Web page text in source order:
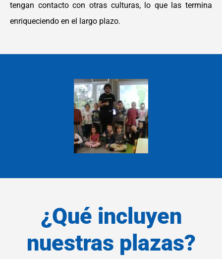
tengan contacto con otras culturas, lo que las termina
enriqueciendo en el largo plazo.
¿Qué incluyen
nuestras plazas?